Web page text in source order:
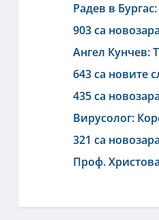
Радев в
903 са
Ангел Кунчев:
643 са новите
435 са
Вирусолог:
321 са
Проф.